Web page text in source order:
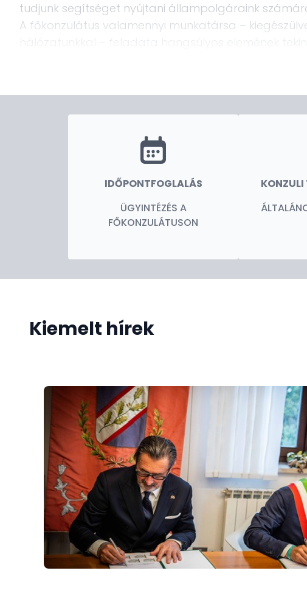
tudjunk segítséget nyújtani állampolgáraink
A főkonzulátus valamennyi munkatársa –
hálózatunkkal – feladata hangsúlyos elemének
Szeretettel várjuk Olaszországban!
IDŐPONTFOGLALÁS
ÜGYINTÉZÉS A
FŐKONZULÁTUSON
Kiemelt hírek